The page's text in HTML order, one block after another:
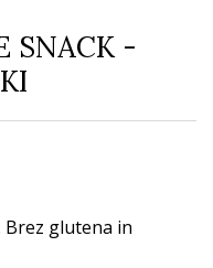
SNACK -
Brez glutena in